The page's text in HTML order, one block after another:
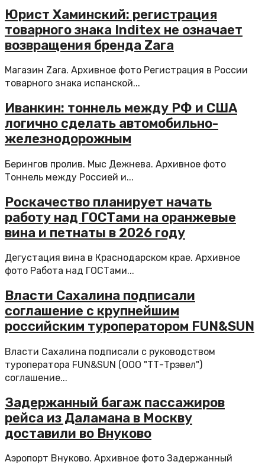
Юрист Хаминский: регистрация
товарного знака Inditex не означает
возвращения бренда Zara
Магазин Zara. Архивное фото Регистрация в России
товарного знака испанской...
Иванкин: тоннель между РФ и США
логично сделать автомобильно-
железнодорожным
Берингов пролив. Мыс Дежнева. Архивное фото
Тоннель между Россией и...
Роскачество планирует начать
работу над ГОСТами на оранжевые
вина и петнаты в 2026 году
Дегустация вина в Краснодарском крае. Архивное
фото Работа над ГОСТами...
Власти Сахалина подписали
соглашение с крупнейшим
российским туроператором FUN&SUN
Власти Сахалина подписали с руководством
туроператора FUN&SUN (ООО "ТТ-Трэвел")
соглашение...
Задержанный багаж пассажиров
рейса из Даламана в Москву
доставили во Внуково
Аэропорт Внуково. Архивное фото Задержанный